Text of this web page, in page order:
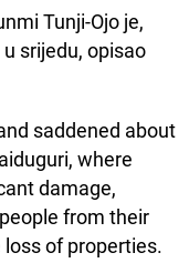
Tunji-Ojo je,
srijedu, opisao
saddened about
where
damage,
from their
of properties.